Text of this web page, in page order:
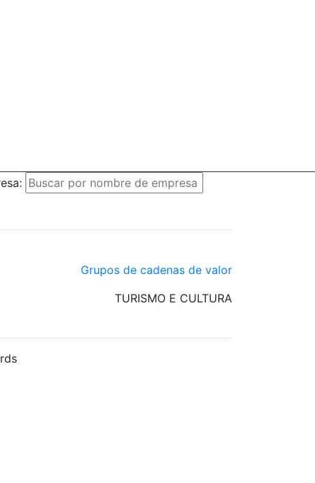
Grupos de cadenas de valor
TURISMO E CULTURA